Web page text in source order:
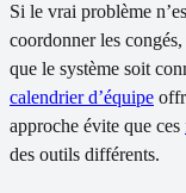
Si le vrai problème
coordonner les
que le système soit
calendrier d’équipe
approche évite que ces
des outils différents.